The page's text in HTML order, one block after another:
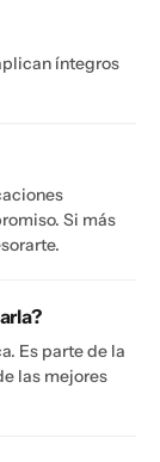
íntegros
Si más
Es parte de la
las mejores